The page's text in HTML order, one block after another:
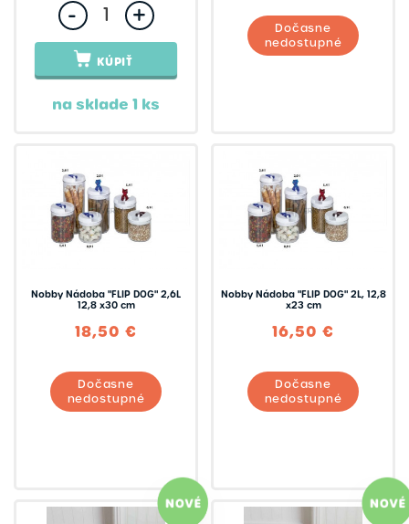
- +
KÚPIŤ
na sklade 1 ks
Dočasne
nedostupné
Nobby Nádoba "FLIP DOG" 2,6L
12,8 x30 cm
18,50 €
Dočasne
nedostupné
Nobby Nádoba "FLIP DOG" 2L, 12,8
x23 cm
16,50 €
Dočasne
nedostupné